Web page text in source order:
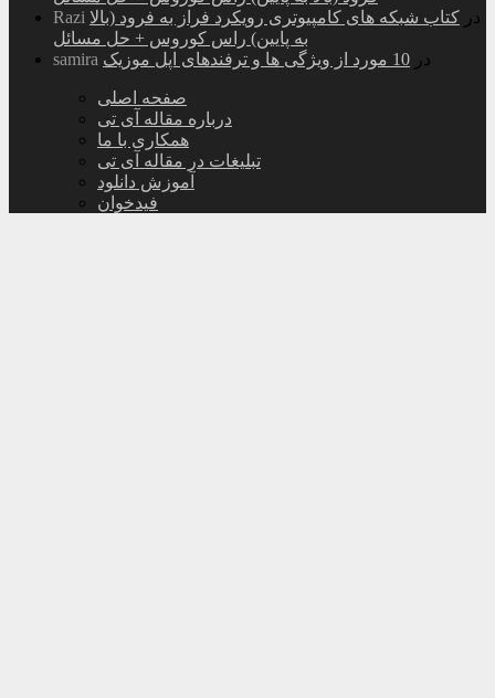
Razi
در کتاب شبکه های کامپیوتری رویکرد فراز به فرود (بالا
به پایین) راس کوروس + حل مسائل
samira
در 10 مورد از ویژگی ها و ترفندهای اپل موزیک
صفحه اصلی
درباره مقاله آی تی
همکاری با ما
تبلیغات در مقاله آی تی
آموزش دانلود
فیدخوان